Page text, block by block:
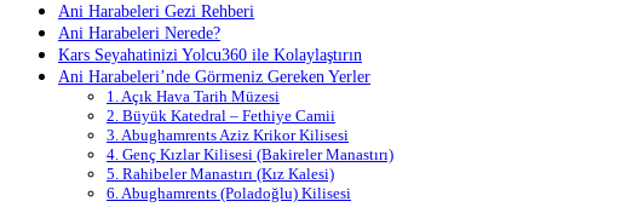
Ani Harabeleri Gezi Rehberi
Ani Harabeleri Nerede?
Kars Seyahatinizi Yolcu360 ile Kolaylaştırın
Ani Harabeleri’nde Görmeniz Gereken Yerler
1. Açık Hava Tarih Müzesi
2. Büyük Katedral – Fethiye Camii
3. Abughamrents Aziz Krikor Kilisesi
4. Genç Kızlar Kilisesi (Bakireler Manastırı)
5. Rahibeler Manastırı (Kız Kalesi)
6. Abughamrents (Poladoğlu) Kilisesi